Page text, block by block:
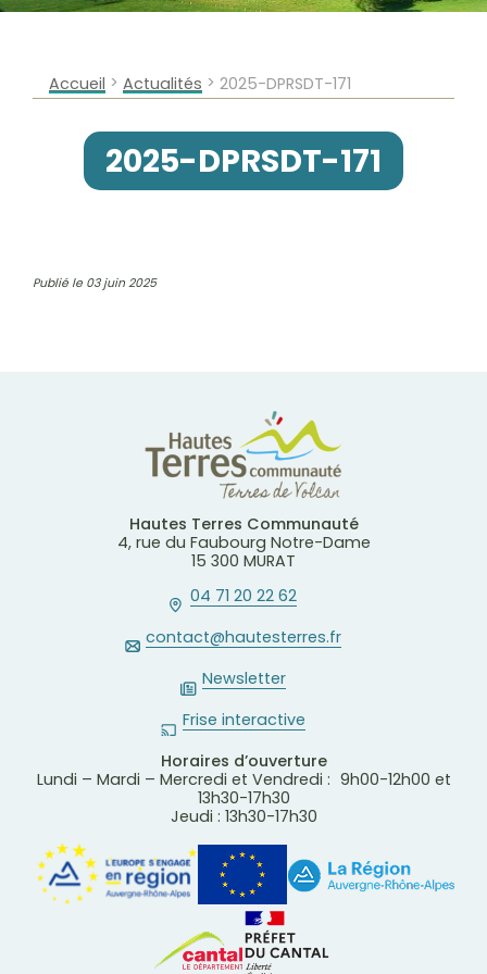
Accueil > Actualités > 2025-DPRSDT-171
2025-DPRSDT-171
Publié le 03 juin 2025
Hautes Terres Communauté
4, rue du Faubourg Notre-Dame
15 300 MURAT
04 71 20 22 62
contact@hautesterres.fr
Newsletter
Frise interactive
Horaires d’ouverture
Lundi – Mardi – Mercredi et Vendredi : 9h00-12h00 et
13h30-17h30
Jeudi : 13h30-17h30